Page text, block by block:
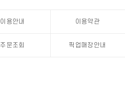
이용안내 이용약관
주문조회 픽업매장안내